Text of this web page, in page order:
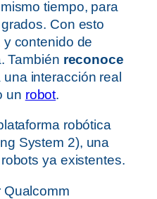
tiempo, para
Con esto
contenido de
También reconoce
una interacción real
un robot.
robótica
System 2), una
ya existentes.
Qualcomm